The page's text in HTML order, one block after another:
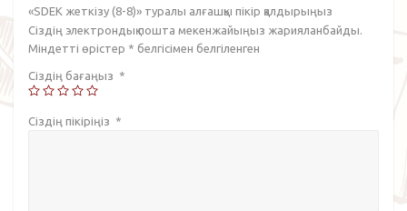
«SDEK жеткізу (8-8)» туралы алғашқы пікір қалдырыңыз
Сіздің электрондық пошта мекенжайыңыз жарияланбайды.
Міндетті өрістер * белгісімен белгіленген
Сіздің бағаңыз *
Сіздің пікіріңіз *